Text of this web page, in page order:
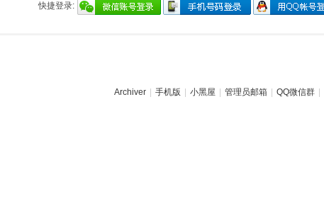
快捷登录:
Archiver 手机版 小黑屋 管理员邮箱 QQ微信群